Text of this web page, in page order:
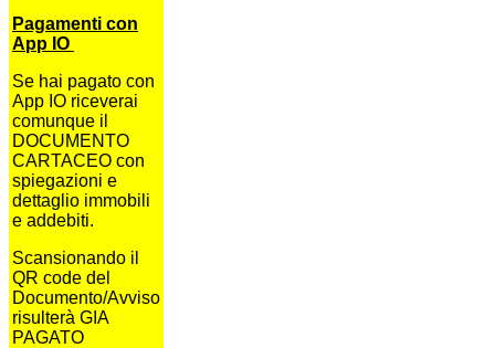
Pagamenti con
App IO
Se hai pagato con
App IO riceverai
comunque il
DOCUMENTO
CARTACEO con
spiegazioni e
dettaglio immobili
e addebiti.
Scansionando il
QR code del
Documento/Avviso
risulterà GIA
PAGATO